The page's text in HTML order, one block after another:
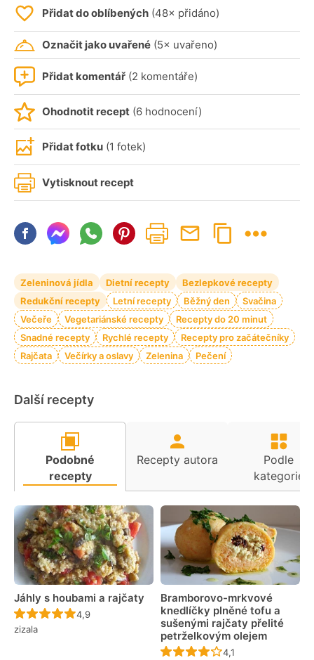
Přidat do oblíbených (48× přidáno)
Označit jako uvařené (5× uvařeno)
Přidat komentář (2 komentáře)
Ohodnotit recept (6 hodnocení)
Přidat fotku (1 fotek)
Vytisknout recept
Zeleninová jídla Dietní recepty
Bezlepkové recepty
Redukční recepty
Letní recepty Běžný den
Svačina
Večeře
Vegetariánské recepty
Recepty do 20 minut
Snadné recepty
Rychlé recepty
Recepty pro začátečníky
Rajčata
Večírky a oslavy Zelenina Pečení
Další recepty
Podobné
recepty
Recepty autora
Podle
kategorie
Jáhly s houbami a rajčaty
Recept ještě nebyl hodnocen
4,9
zizala
Bramborovo-mrkvové
knedlíčky plněné tofu a
sušenými rajčaty přelité
petrželkovým olejem
Recept ještě nebyl
4,1